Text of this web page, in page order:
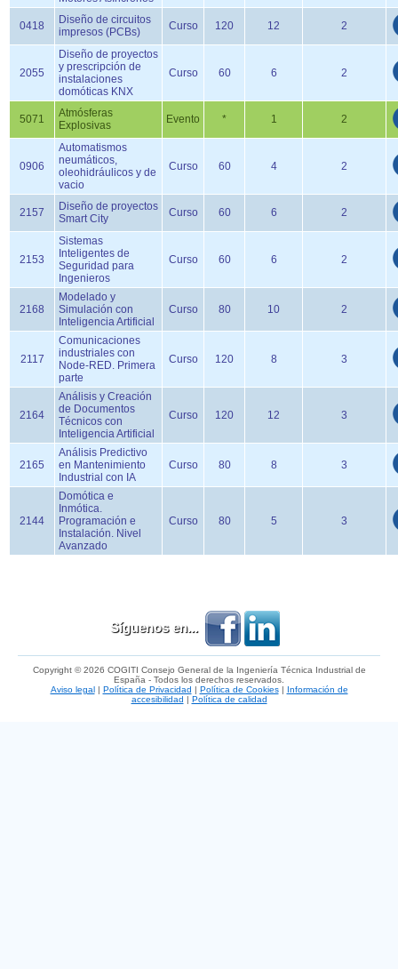
0418
Diseño de circuitos
impresos (PCBs)
Curso 120 12 2
2055
Diseño de proyectos
y prescripción de
instalaciones
domóticas KNX
Curso 60 6 2
5071
Atmósferas
Explosivas
Evento * 1 2
0906
Automatismos
neumáticos,
oleohidráulicos y de
vacio
Curso 60 4 2
2157
Diseño de proyectos
Smart City
Curso 60 6 2
2153
Sistemas
Inteligentes de
Seguridad para
Ingenieros
Curso 60 6 2
2168
Modelado y
Simulación con
Inteligencia Artificial
Curso 80 10 2
2117
Comunicaciones
industriales con
Node-RED. Primera
parte
Curso 120 8 3
2164
Análisis y Creación
de Documentos
Técnicos con
Inteligencia Artificial
Curso 120 12 3
2165
Análisis Predictivo
en Mantenimiento
Industrial con IA
Curso 80 8 3
2144
Domótica e
Inmótica.
Programación e
Instalación. Nivel
Avanzado
Curso 80 5 3
Síguenos en...
Copyright © 2026 COGITI Consejo General de la Ingeniería Técnica Industrial de
España - Todos los derechos reservados.
Aviso legal| Política de Privacidad | Política de Cookies| Información de
accesibilidad | Política de calidad